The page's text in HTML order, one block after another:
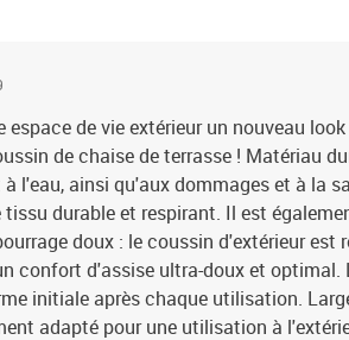
espace de vie extérieur un nouveau
de chaise de terrasse ! Matériau
à l'eau, ainsi qu'aux dommages et à la
tissu durable et respirant. Il est
doux : le coussin d'extérieur est
confort d'assise ultra-doux et optimal.
initiale après chaque utilisation.
adapté pour une utilisation à